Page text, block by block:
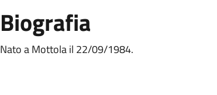
Biografia
Nato a Mottola il 22/09/1984.